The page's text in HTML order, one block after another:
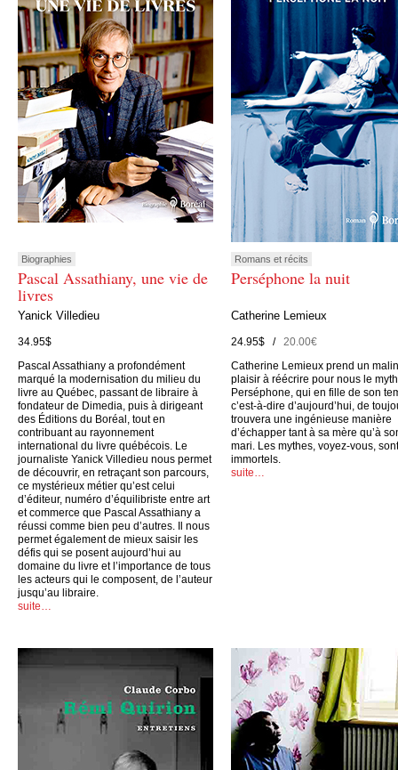
Biographies
Pascal Assathiany, une vie de
livres
Yanick Villedieu
34.95$
Pascal Assathiany a profondément
marqué la modernisation du milieu du
livre au Québec, passant de libraire à
fondateur de Dimedia, puis à dirigeant
des Éditions du Boréal, tout en
contribuant au rayonnement
international du livre québécois. Le
journaliste Yanick Villedieu nous permet
de découvrir, en retraçant son parcours,
ce mystérieux métier qu’est celui
d’éditeur, numéro d’équilibriste entre art
et commerce que Pascal Assathiany a
réussi comme bien peu d’autres. Il nous
permet également de mieux saisir les
défis qui se posent aujourd’hui au
domaine du livre et l’importance de tous
les acteurs qui le composent, de l’auteur
jusqu’au libraire.
suite…
Romans et récits
Perséphone la nuit
Catherine Lemieux
24.95$ /20.00€
Catherine Lemieux prend un malin
plaisir à réécrire pour nous le
Perséphone, qui en fille de son
c’est-à-dire d’aujourd’hui, de
trouvera une ingénieuse manière
d’échapper tant à sa mère qu’à
mari. Les mythes, voyez-vous, sont
immortels.
suite…